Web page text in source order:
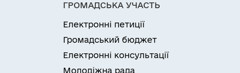
ГРОМАДСЬКА УЧАСТЬ
Електронні петиції
Громадський бюджет
Електронні консультації
Молодіжна рада